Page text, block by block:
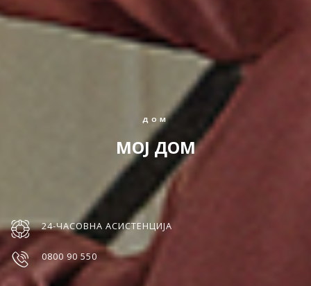
ДОМ
МОЈ ДОМ
24-ЧАСОВНА АСИСТЕНЦИЈА
0800 90 550